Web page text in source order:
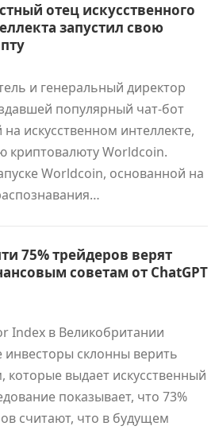
отец искусственного
запустил свою
и генеральный директор
популярный чат-бот
искусственном интеллекте,
криптовалюту Worldcoin.
Worldcoin, основанной на
75% трейдеров верят
советам от ChatGPT
Index в Великобритании
инвесторы склонны верить
выдает искусственный
показывает, что 73%
считают, что в будущем